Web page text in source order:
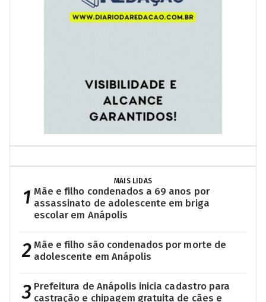
MAIS LIDAS
1 Mãe e filho condenados a 69 anos por
assassinato de adolescente em briga
escolar em Anápolis
2 Mãe e filho são condenados por morte de
adolescente em Anápolis
3 Prefeitura de Anápolis inicia cadastro para
castração e chipagem gratuita de cães e